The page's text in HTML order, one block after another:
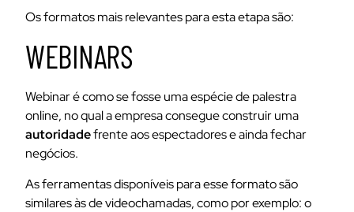
Os formatos mais relevantes para esta etapa são:
WEBINARS
Webinar é como se fosse uma espécie de palestra
online, no qual a empresa consegue construir uma
autoridadefrente aos espectadores e ainda fechar
negócios.
As ferramentas disponíveis para esse formato são
similares às de videochamadas, como por exemplo: o